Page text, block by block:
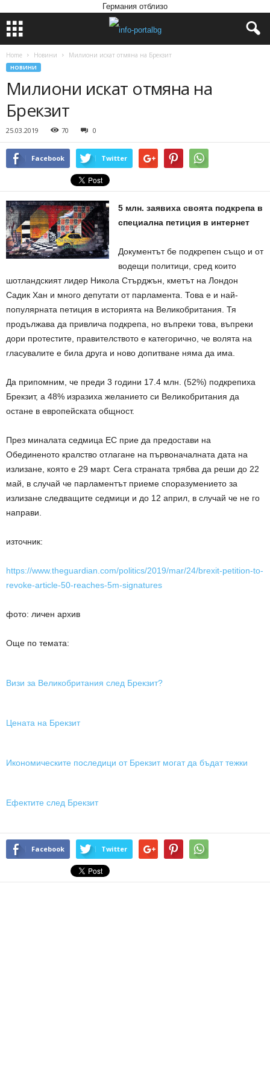
Германия отблизо
Home Новини Милиони искат отмяна на Брекзит
НОВИНИ
Милиони искат отмяна на
Брекзит
25.03.2019 70 0
Facebook Twitter
5 млн. заявиха своята подкрепа в
специална петиция в интернет
Документът бе подкрепен също и от
водещи политици, сред които
шотландският лидер Никола Стърджън, кметът на Лондон
Садик Хан и много депутати от парламента. Това е и най-
популярната петиция в историята на Великобритания. Тя
продължава да привлича подкрепа, но въпреки това, въпреки
дори протестите, правителството е категорично, че волята на
гласувалите е била друга и ново допитване няма да има.
Да припомним, че преди 3 години 17.4 млн. (52%) подкрепиха
Брекзит, а 48% изразиха желанието си Великобритания да
остане в европейската общност.
През миналата седмица ЕС прие да предостави на
Обединеното кралство отлагане на първоначалната дата на
излизане, която е 29 март. Сега страната трябва да реши до 22
май, в случай че парламентът приеме споразумението за
излизане следващите седмици и до 12 април, в случай че не го
направи.
източник:
https://www.theguardian.com/politics/2019/mar/24/brexit-petition-to-
revoke-article-50-reaches-5m-signatures
фото: личен архив
Още по темата:
Визи за Великобритания след Брекзит?
Цената на Брекзит
Икономическите последици от Брекзит могат да бъдат тежки
Ефектите след Брекзит
Facebook Twitter